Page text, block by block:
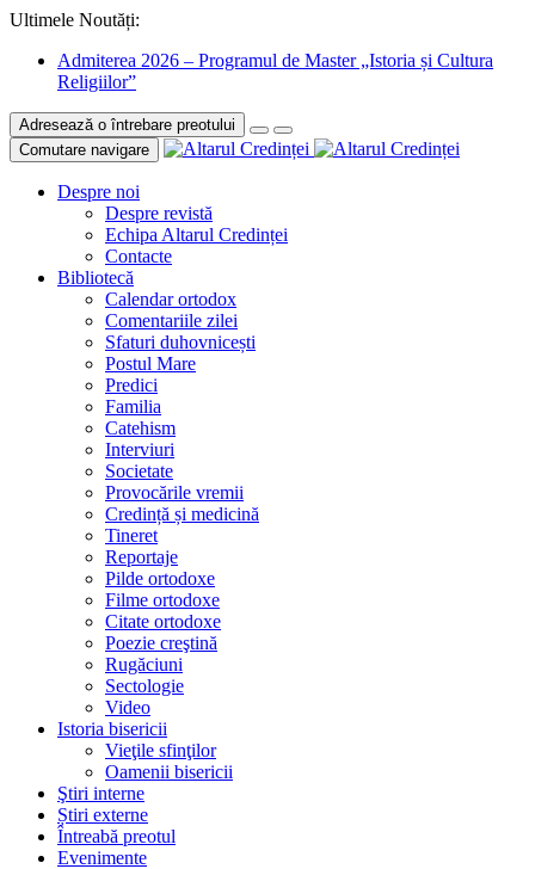
Ultimele Noutăți:
Admiterea 2026 – Programul de Master „Istoria și Cultura
Religiilor”
Adresează o întrebare preotului
Comutare navigare
Despre noi
Despre revistă
Echipa Altarul Credinței
Contacte
Bibliotecă
Calendar ortodox
Comentariile zilei
Sfaturi duhovnicești
Postul Mare
Predici
Familia
Catehism
Interviuri
Societate
Provocările vremii
Credință și medicină
Tineret
Reportaje
Pilde ortodoxe
Filme ortodoxe
Citate ortodoxe
Poezie creştină
Rugăciuni
Sectologie
Video
Istoria bisericii
Vieţile sfinţilor
Oamenii bisericii
Ştiri interne
Știri externe
Întreabă preotul
Evenimente